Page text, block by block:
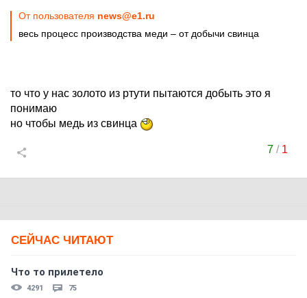
От пользователя news@e1.ru
весь процесс производства меди – от добычи свинца
то что у нас золото из ртути пытаются добыть это я
понимаю
но чтобы медь из свинца
7/ 1
СЕЙЧАС ЧИТАЮТ
Что то прилетело
4291 75